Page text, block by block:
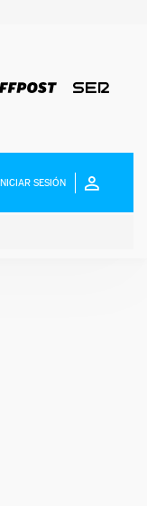
INICIAR SESIÓN